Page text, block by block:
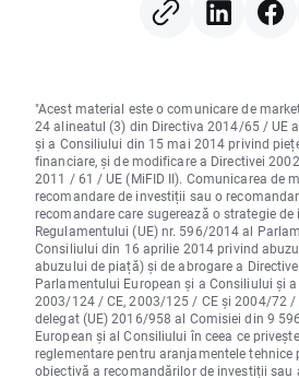
"Acest material este o comunicare de
24 alineatul (3) din Directiva 2014/65 / UE
și a Consiliului din 15 mai 2014 privind
financiare, și de modificare a Directivei
2011 / 61 / UE (MiFID II). Comunicarea de
recomandare de investiții sau o
recomandare care sugerează o strategie
Regulamentului (UE) nr. 596/2014 al
Consiliului din 16 aprilie 2014 privind
abuzului de piață) și de abrogare a
Parlamentului European și a Consiliului și
2003/124 / CE, 2003/125 / CE și 2004/72 /
delegat (UE) 2016/958 al Comisiei din 9
European și al Consiliului în ceea ce
reglementare pentru aranjamentele tehnice
obiectivă a recomandărilor de investiții